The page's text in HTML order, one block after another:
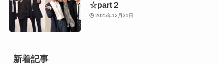
☆part２
2025年12月31日
新着記事